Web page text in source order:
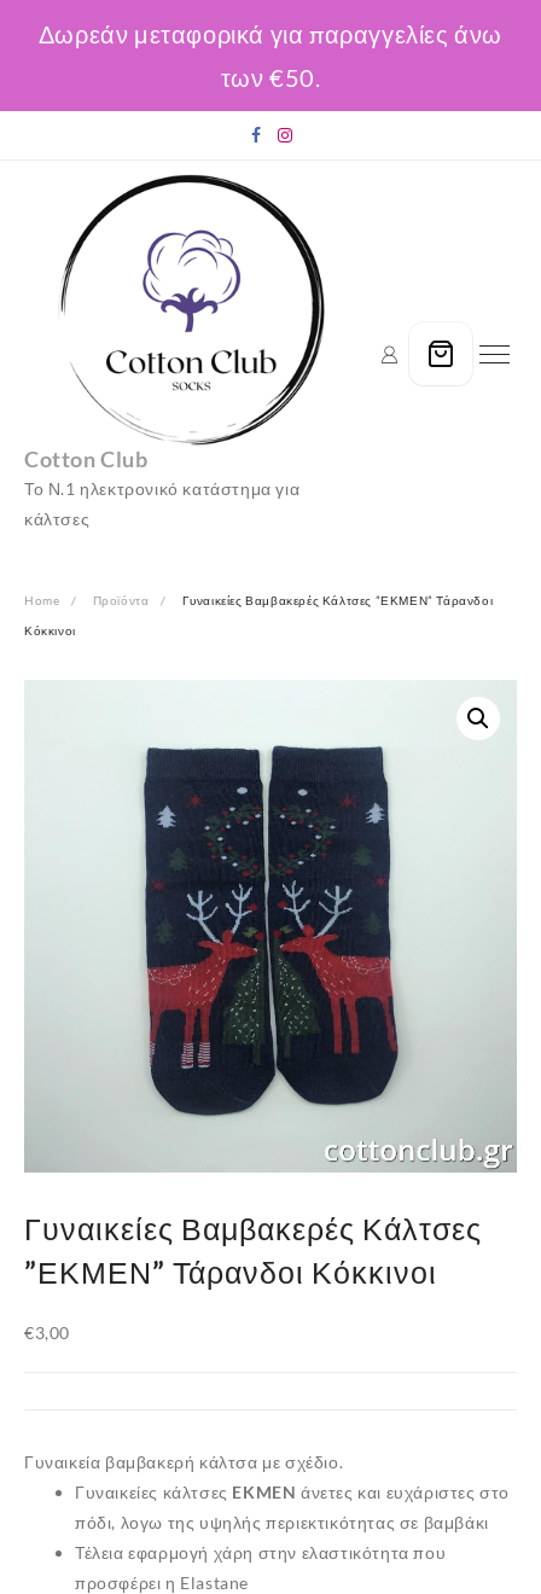
Δωρεάν μεταφορικά για παραγγελίες άνω
των €50.
Cotton Club
Το Ν.1 ηλεκτρονικό κατάστημα για
κάλτσες
Home Προϊόντα Γυναικείες Βαμβακερές Κάλτσες ”ΕΚΜΕΝ” Τάρανδοι
Κόκκινοι
Γυναικείες Βαμβακερές Κάλτσες
”ΕΚΜΕΝ” Τάρανδοι Κόκκινοι
€3,00
Γυναικεία βαμβακερή κάλτσα με σχέδιο.
Γυναικείες κάλτσες EKMEN άνετες και ευχάριστες στο
πόδι, λογω της υψηλής περιεκτικότητας σε βαμβάκι
Τέλεια εφαρμογή χάρη στην ελαστικότητα που
προσφέρει η Elastane